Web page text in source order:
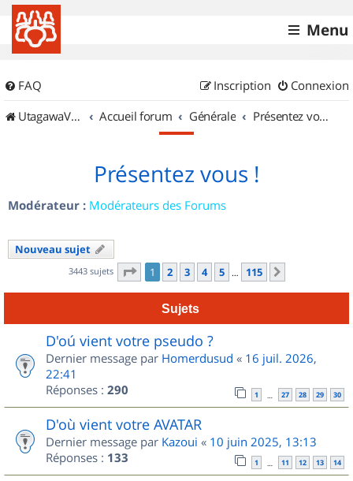
Menu
FAQ Connexion
Inscription
UtagawaVTT (Randos VTT et VTTAE avec traces GPS)
Accueil forum Générale Présentez vous !
Présentez vous !
Modérateur : Modérateurs des Forums
Nouveau sujet
3443 sujets Page 1sur 115
1 2 3 4 5 … 115
Sujets
D'oú vient votre pseudo ?
Dernier message par Homerdusud « 16 juil. 2026,
22:41
Réponses : 290 1 … 27 28 29 30
D'où vient votre AVATAR
Dernier message par Kazoui « 10 juin 2025, 13:13
Réponses : 133 1 … 11 12 13 14